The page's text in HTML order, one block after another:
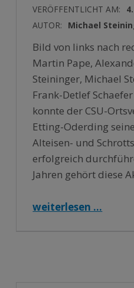
VERÖFFENTLICHT AM:
AUTOR:
Michael
Bild von links nach
Martin Pape,
Steininger, Michael
Frank-Detlef
konnte der CSU-
Etting-Oderding
Alteisen- und
erfolgreich
Jahren gehört diese
“27. Alteisen- und Schrottsammlung erneut voller Erfolg – 13,3 Tonnen gesammelt – (Teil-)Erlösübergabe an den SV Polling Abteilung Turnen”
weiterlesen …